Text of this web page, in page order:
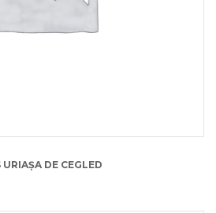
15.00lei
URIAȘA DE CEGLED